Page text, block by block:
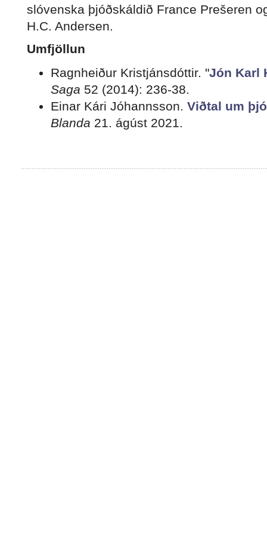
slóvenska þjóðskáldið France Prešeren
H.C. Andersen.
Umfjöllun
Ragnheiður Kristjánsdóttir. "Jón Karl
Saga 52 (2014): 236-38.
Einar Kári Jóhannsson. Viðtal um
Blanda 21. ágúst 2021.